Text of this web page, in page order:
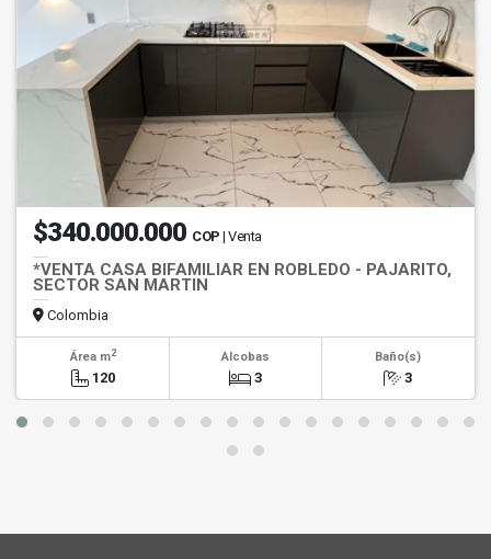
$340.000.000 COP | Venta
*VENTA CASA BIFAMILIAR EN ROBLEDO - PAJARITO,
SECTOR SAN MARTIN
Colombia
Área m2
120
Alcobas
3
Baño(s)
3